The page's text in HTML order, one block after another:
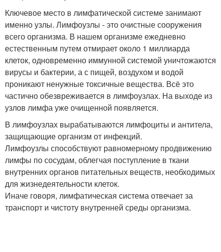
Ключевое место в лимфатической системе занимают
именно узлы. Лимфоузлы - это очистные сооружения
всего организма. В нашем организме ежедневно
естественным путем отмирает около 1 миллиарда
клеток, одновременно иммунной системой уничтожаются
вирусы и бактерии, а с пищей, воздухом и водой
проникают ненужные токсичные вещества. Всё это
частично обезвреживается в лимфоузлах. На выходе из
узлов лимфа уже очищенной появляется.
В лимфоузлах вырабатываются лимфоциты и антитела,
защищающие организм от инфекций.
Лимфоузлы способствуют равномерному продвижению
лимфы по сосудам, облегчая поступление в ткани
внутренних органов питательных веществ, необходимых
для жизнедеятельности клеток.
Иначе говоря, лимфатическая система отвечает за
транспорт и чистоту внутренней среды организма.